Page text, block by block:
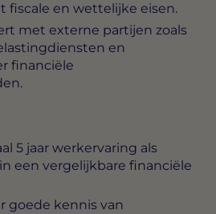
fiscale en wettelijke eisen.
met externe partijen zoals
en
financiële
5 jaar werkervaring als
een vergelijkbare financiële
goede kennis van